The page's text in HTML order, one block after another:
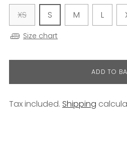
XS
S M L
Size chart
ADD TO
Tax included. Shipping